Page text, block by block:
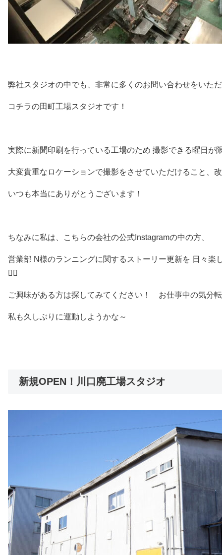
弊社スタジオの中でも、非常に多くのお問い合わせをいた
コチラの田町工場スタジオです！
実際に新聞印刷を行っている工場のため 撮影できる曜日が
大変貴重なロケーションで撮影をさせていただけること、
いつも本当にありがとうございます！
ちなみに私は、こちらの会社の公式Instagramの中の方、
営業部 N様のランニングに関するストーリー更新を 日々楽
🏃‍♂️
ご興味がある方は探してみてください！ お仕事中の気分転
私も久しぶりに運動しようかな～
新規OPEN！川口廃工場スタジオ